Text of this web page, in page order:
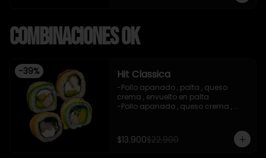
Combinaciones OK
-39% Hit Classica
-Pollo apanado , palta , queso
crema , envuelto en palta
-Pollo apanado , queso crema ,
-Camaron cocido ,queso crema ,
cebollin , apanado en panko .
$13.900$22.900